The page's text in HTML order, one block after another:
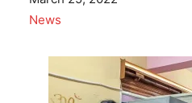
In relation to
News